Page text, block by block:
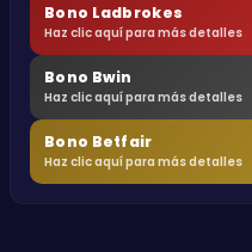
Bono Ladbrokes
Haz clic aquí para más detalles
Bono Bwin
Haz clic aquí para más detalles
Bono Betfair
Haz clic aquí para más detalles